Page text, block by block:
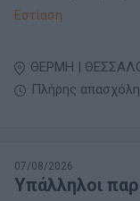
Εστίαση
ΘΕΡΜΗ |
Πλήρης
07/08/2026
Υπάλληλοι